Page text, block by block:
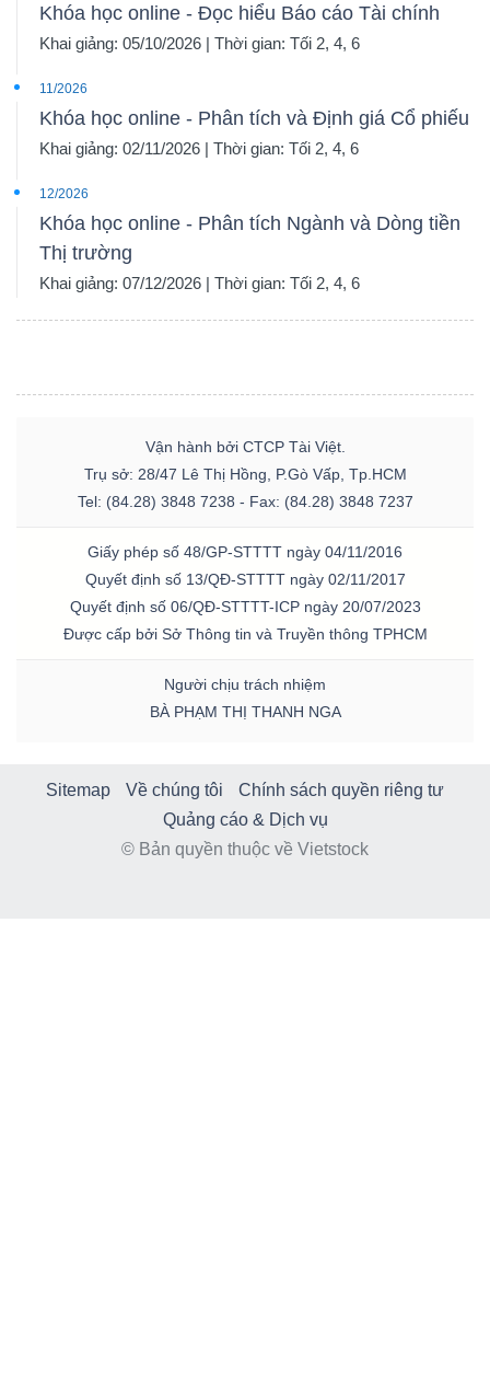
Khóa học online - Đọc hiểu Báo cáo Tài chính
Khai giảng: 05/10/2026 | Thời gian: Tối 2, 4, 6
11/2026
Khóa học online - Phân tích và Định giá Cổ phiếu
Khai giảng: 02/11/2026 | Thời gian: Tối 2, 4, 6
12/2026
Khóa học online - Phân tích Ngành và Dòng tiền
Thị trường
Khai giảng: 07/12/2026 | Thời gian: Tối 2, 4, 6
Vận hành bởi CTCP Tài Việt.
Trụ sở: 28/47 Lê Thị Hồng, P.Gò Vấp, Tp.HCM
Tel: (84.28) 3848 7238 - Fax: (84.28) 3848 7237
Giấy phép số 48/GP-STTTT ngày 04/11/2016
Quyết định số 13/QĐ-STTTT ngày 02/11/2017
Quyết định số 06/QĐ-STTTT-ICP ngày 20/07/2023
Được cấp bởi Sở Thông tin và Truyền thông TPHCM
Người chịu trách nhiệm
BÀ PHẠM THỊ THANH NGA
Sitemap Về chúng tôi
Chính sách quyền riêng tư
Quảng cáo & Dịch vụ
© Bản quyền thuộc về Vietstock